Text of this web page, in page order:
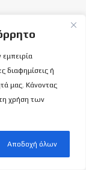
διαφημίσεις ή
μας. Κάνοντας
χρήση των
Αποδοχή όλων
Δεν ήθελε ούτε